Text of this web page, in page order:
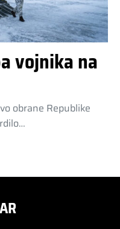
vojnika na
obrane Republike